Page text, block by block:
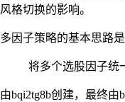
风格切换的影响。
多因子策略的基本思路是
将多个选股因子统
由bqi2tg8b创建，最终由